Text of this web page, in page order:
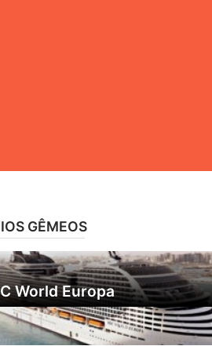
GÊMEOS
World Europa